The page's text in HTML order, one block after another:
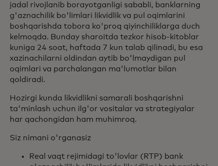
jadal rivojlanib borayotganligi sababli, banklarning
g'aznachilik bo'limlari likvidlik va pul oqimlarini
boshqarishda tobora ko'proq qiyinchiliklarga duch
kelmoqda. Bunday sharoitda tezkor hisob-kitoblar
kuniga 24 soat, haftada 7 kun talab qilinadi, bu esa
xazinachilarni oldindan aytib bo'lmaydigan pul
oqimlari va parchalangan ma'lumotlar bilan
qoldiradi.
Hozirgi kunda likvidlikni samarali boshqarishni
ta'minlash uchun ilg'or vositalar va strategiyalar
har qachongidan ham muhimroq.
Siz nimani o'rganasiz
Real vaqt rejimidagi to'lovlar (RTP) bank